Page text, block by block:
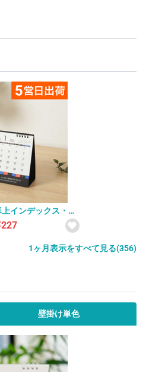
上インデックス・ス
ー SG-919
1ヶ月表示をすべて見る(356)
壁掛け単色